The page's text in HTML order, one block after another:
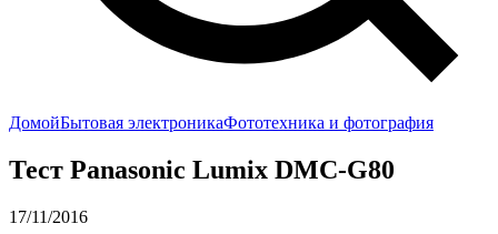
ДомойБытовая электроникаФототехника и фотография
Тест Panasonic Lumix DMC-G80
17/11/2016